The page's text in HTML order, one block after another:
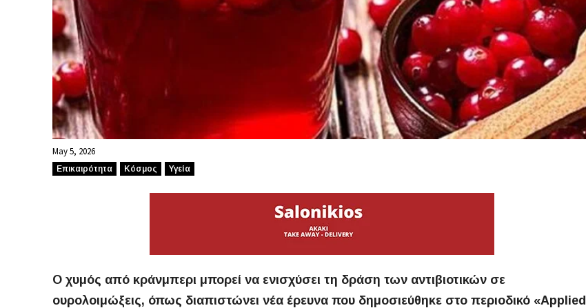
May 5, 2026
Επικαιρότητα Κόσμος Υγεία
Ο χυμός από κράνμπερι μπορεί να ενισχύσει τη δράση των αντιβιοτικών σε
ουρολοιμώξεις, όπως διαπιστώνει νέα έρευνα που δημοσιεύθηκε στο περιοδικό «Applied